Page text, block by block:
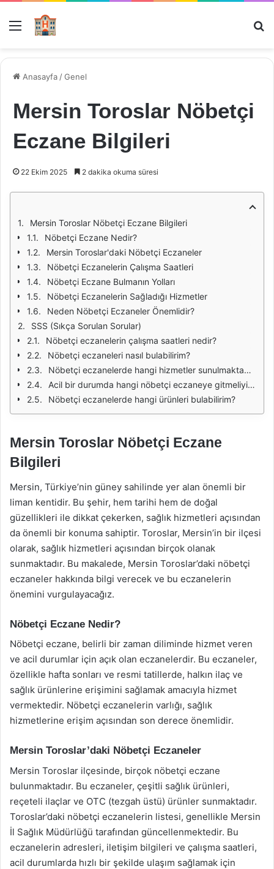
Menü
Anasayfa /Genel
Mersin Toroslar Nöbetçi
Eczane Bilgileri
22 Ekim 2025 2 dakika okuma süresi
Mersin Toroslar Nöbetçi Eczane Bilgileri
Nöbetçi Eczane Nedir?
Mersin Toroslar'daki Nöbetçi Eczaneler
Nöbetçi Eczanelerin Çalışma Saatleri
Nöbetçi Eczane Bulmanın Yolları
Nöbetçi Eczanelerin Sağladığı Hizmetler
Neden Nöbetçi Eczaneler Önemlidir?
SSS (Sıkça Sorulan Sorular)
Nöbetçi eczanelerin çalışma saatleri nedir?
Nöbetçi eczaneleri nasıl bulabilirim?
Nöbetçi eczanelerde hangi hizmetler sunulmaktadır?
Acil bir durumda hangi nöbetçi eczaneye gitmeliyim?
Nöbetçi eczanelerde hangi ürünleri bulabilirim?
Mersin Toroslar Nöbetçi Eczane
Bilgileri
Mersin, Türkiye’nin güney sahilinde yer alan önemli bir
liman kentidir. Bu şehir, hem tarihi hem de doğal
güzellikleri ile dikkat çekerken, sağlık hizmetleri açısından
da önemli bir konuma sahiptir. Toroslar, Mersin’in bir ilçesi
olarak, sağlık hizmetleri açısından birçok olanak
sunmaktadır. Bu makalede, Mersin Toroslar’daki nöbetçi
eczaneler hakkında bilgi verecek ve bu eczanelerin
önemini vurgulayacağız.
Nöbetçi Eczane Nedir?
Nöbetçi eczane, belirli bir zaman diliminde hizmet veren
ve acil durumlar için açık olan eczanelerdir. Bu eczaneler,
özellikle hafta sonları ve resmi tatillerde, halkın ilaç ve
sağlık ürünlerine erişimini sağlamak amacıyla hizmet
vermektedir. Nöbetçi eczanelerin varlığı, sağlık
hizmetlerine erişim açısından son derece önemlidir.
Mersin Toroslar’daki Nöbetçi Eczaneler
Mersin Toroslar ilçesinde, birçok nöbetçi eczane
bulunmaktadır. Bu eczaneler, çeşitli sağlık ürünleri,
reçeteli ilaçlar ve OTC (tezgah üstü) ürünler sunmaktadır.
Toroslar’daki nöbetçi eczanelerin listesi, genellikle Mersin
İl Sağlık Müdürlüğü tarafından güncellenmektedir. Bu
eczanelerin adresleri, iletişim bilgileri ve çalışma saatleri,
acil durumlarda hızlı bir şekilde ulaşım sağlamak için